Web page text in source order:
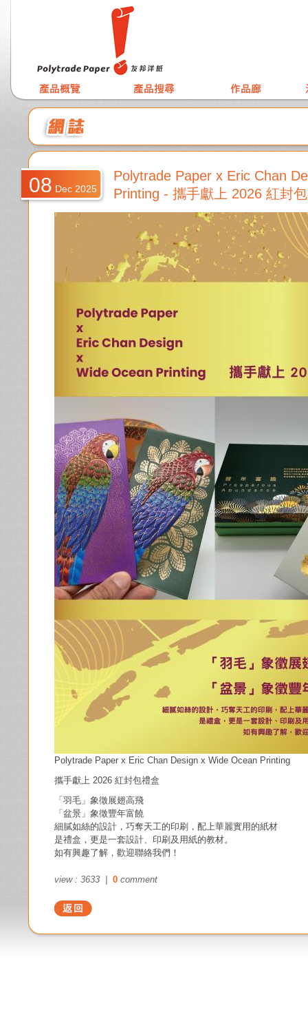
08 Dec 2025
Polytrade Paper x Eric Chan
Printing - 攜手獻上 2026 紅封
Polytrade Paper x Eric Chan Design x Wide Ocean Printing
攜手獻上 2026 紅封包禮盒
「羽毛」象徵展翅高飛
「盆景」象徵豐年富饒
細膩如絲的設計，巧奪天工的印刷，配上華麗實用的紙材
是禮盒，更是一套設計、印刷及用紙的教材。
如有興趣了解，歡迎聯絡我們！
view : 3633 | 0 comment